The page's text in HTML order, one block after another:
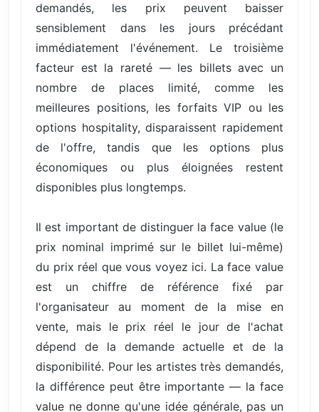
demandés, les prix peuvent baisser
sensiblement dans les jours précédant
immédiatement l'événement. Le troisième
facteur est la rareté — les billets avec un
nombre de places limité, comme les
meilleures positions, les forfaits VIP ou les
options hospitality, disparaissent rapidement
de l'offre, tandis que les options plus
économiques ou plus éloignées restent
disponibles plus longtemps.
Il est important de distinguer la face value (le
prix nominal imprimé sur le billet lui-même)
du prix réel que vous voyez ici. La face value
est un chiffre de référence fixé par
l'organisateur au moment de la mise en
vente, mais le prix réel le jour de l'achat
dépend de la demande actuelle et de la
disponibilité. Pour les artistes très demandés,
la différence peut être importante — la face
value ne donne qu'une idée générale, pas un